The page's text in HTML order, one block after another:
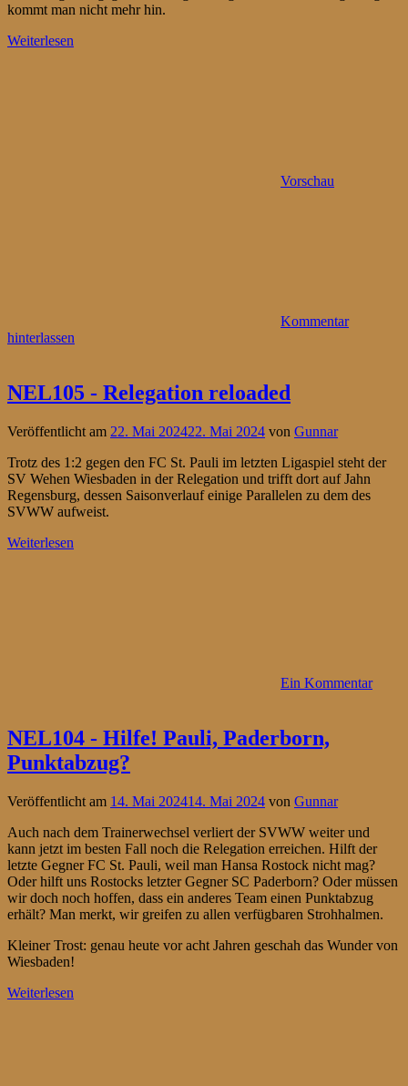
kommt man nicht mehr hin.
Weiterlesen
Vorschau
Kommentar
hinterlassen
NEL105 - Relegation reloaded
Veröffentlicht am 22. Mai 202422. Mai 2024 von Gunnar
Trotz des 1:2 gegen den FC St. Pauli im letzten Ligaspiel steht der
SV Wehen Wiesbaden in der Relegation und trifft dort auf Jahn
Regensburg, dessen Saisonverlauf einige Parallelen zu dem des
SVWW aufweist.
Weiterlesen
Ein Kommentar
NEL104 - Hilfe! Pauli, Paderborn,
Punktabzug?
Veröffentlicht am 14. Mai 202414. Mai 2024 von Gunnar
Auch nach dem Trainerwechsel verliert der SVWW weiter und
kann jetzt im besten Fall noch die Relegation erreichen. Hilft der
letzte Gegner FC St. Pauli, weil man Hansa Rostock nicht mag?
Oder hilft uns Rostocks letzter Gegner SC Paderborn? Oder müssen
wir doch noch hoffen, dass ein anderes Team einen Punktabzug
erhält? Man merkt, wir greifen zu allen verfügbaren Strohhalmen.
Kleiner Trost: genau heute vor acht Jahren geschah das Wunder von
Wiesbaden!
Weiterlesen